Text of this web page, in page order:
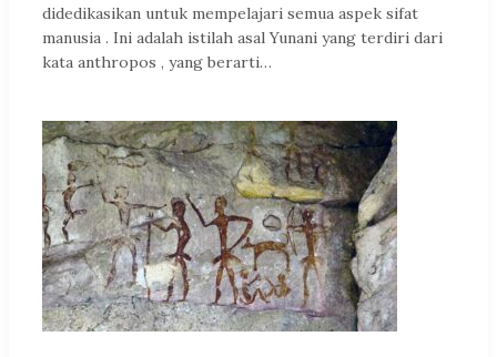
didedikasikan untuk mempelajari semua aspek sifat
manusia . Ini adalah istilah asal Yunani yang terdiri dari
kata anthropos , yang berarti…